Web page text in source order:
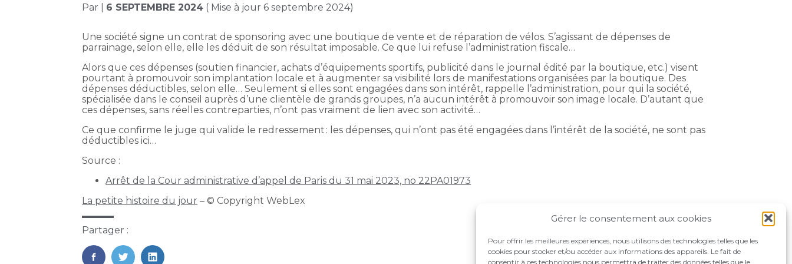
Gérer le consentement aux cookies
Pour offrir les meilleures expériences, nous utilisons des technologies telles que les
cookies pour stocker et/ou accéder aux informations des appareils. Le fait de
consentir à ces technologies nous permettra de traiter des données telles que le
Par 6 SEPTEMBRE 2024 ( Mise à jour 6 septembre 2024)
Une société signe un contrat de sponsoring avec une boutique de vente et de réparation de vélos. S’agissant de dépenses de
parrainage, selon elle, elle les déduit de son résultat imposable. Ce que lui refuse l’administration fiscale…
Alors que ces dépenses (soutien financier, achats d’équipements sportifs, publicité dans le journal édité par la boutique, etc.) visent
pourtant à promouvoir son implantation locale et à augmenter sa visibilité lors de manifestations organisées par la boutique. Des
dépenses déductibles, selon elle… Seulement si elles sont engagées dans son intérêt, rappelle l’administration, pour qui la société,
spécialisée dans le conseil auprès d’une clientèle de grands groupes, n’a aucun intérêt à promouvoir son image locale. D’autant que
ces dépenses, sans réelles contreparties, n’ont pas vraiment de lien avec son activité…
Ce que confirme le juge qui valide le redressement : les dépenses, qui n’ont pas été engagées dans l’intérêt de la société, ne sont pas
déductibles ici…
Source :
Arrêt de la Cour administrative d’appel de Paris du 31 mai 2023, no 22PA01973
La petite histoire du jour – © Copyright WebLex
Partager :